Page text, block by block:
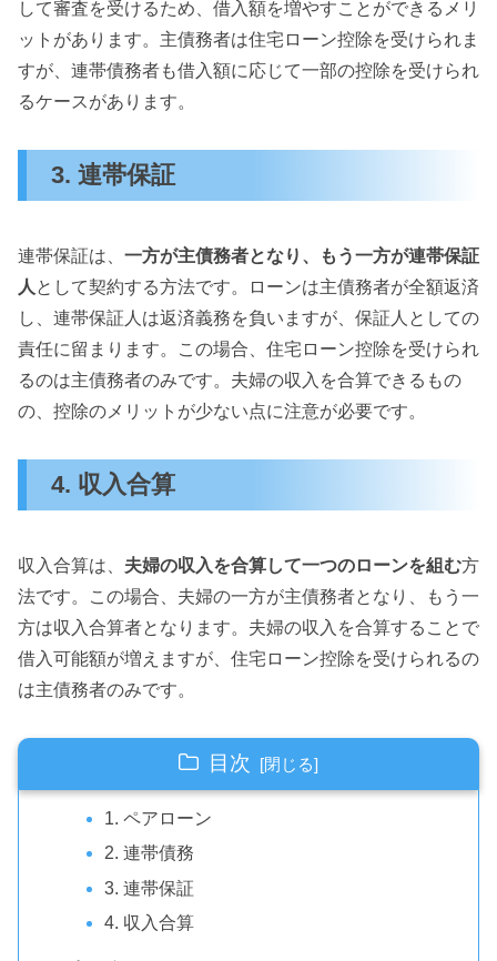
して審査を受けるため、借入額を増やすことができるメリ
ットがあります。主債務者は住宅ローン控除を受けられま
すが、連帯債務者も借入額に応じて一部の控除を受けられ
るケースがあります。
3. 連帯保証
連帯保証は、 一方が主債務者となり、もう一方が連帯保証
人 として契約する方法です。ローンは主債務者が全額返済
し、連帯保証人は返済義務を負いますが、保証人としての
責任に留まります。この場合、住宅ローン控除を受けられ
るのは主債務者のみです。夫婦の収入を合算できるもの
の、控除のメリットが少ない点に注意が必要です。
4. 収入合算
収入合算は、 夫婦の収入を合算して一つのローンを組む方
法です。この場合、夫婦の一方が主債務者となり、もう一
方は収入合算者となります。夫婦の収入を合算することで
借入可能額が増えますが、住宅ローン控除を受けられるの
は主債務者のみです。
目次
1. ペアローン
2. 連帯債務
3. 連帯保証
4. 収入合算